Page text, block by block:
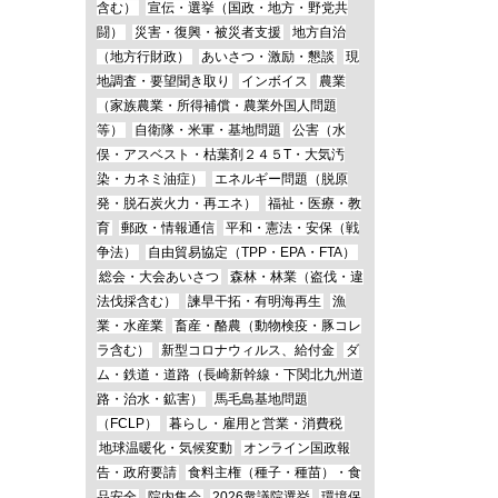
含む）
宣伝・選挙（国政・地方・野党共
闘）
災害・復興・被災者支援
地方自治
（地方行財政）
あいさつ・激励・懇談
現
地調査・要望聞き取り
インボイス
農業
（家族農業・所得補償・農業外国人問題
等）
自衛隊・米軍・基地問題
公害（水
俣・アスベスト・枯葉剤２４５T・大気汚
染・カネミ油症）
エネルギー問題（脱原
発・脱石炭火力・再エネ）
福祉・医療・教
育
郵政・情報通信
平和・憲法・安保（戦
争法）
自由貿易協定（TPP・EPA・FTA）
総会・大会あいさつ
森林・林業（盗伐・違
法伐採含む）
諫早干拓・有明海再生
漁
業・水産業
畜産・酪農（動物検疫・豚コレ
ラ含む）
新型コロナウィルス、給付金
ダ
ム・鉄道・道路（長崎新幹線・下関北九州道
路・治水・鉱害）
馬毛島基地問題
（FCLP）
暮らし・雇用と営業・消費税
地球温暖化・気候変動
オンライン国政報
告・政府要請
食料主権（種子・種苗）・食